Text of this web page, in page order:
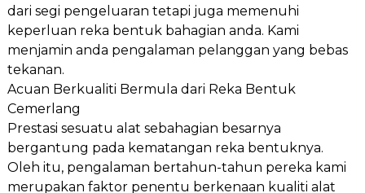
dari segi pengeluaran tetapi juga memenuhi
keperluan reka bentuk bahagian anda. Kami
menjamin anda pengalaman pelanggan yang bebas
tekanan.
Acuan Berkualiti Bermula dari Reka Bentuk
Cemerlang
Prestasi sesuatu alat sebahagian besarnya
bergantung pada kematangan reka bentuknya.
Oleh itu, pengalaman bertahun-tahun pereka kami
merupakan faktor penentu berkenaan kualiti alat